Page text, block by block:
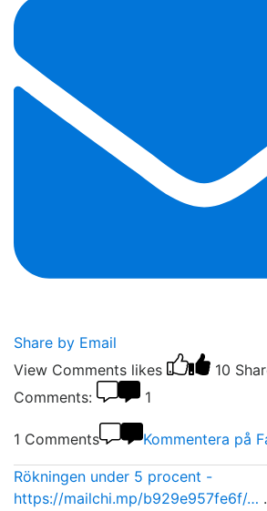
Share by Email
View Comments likes 10
Comments:
1
1 Comments Kommentera på
Rökningen under 5 procent -
https://mailchi.mp/b929e957fe6f/…